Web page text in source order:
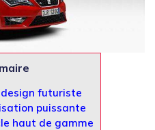
design futuriste
puissante
haut de gamme